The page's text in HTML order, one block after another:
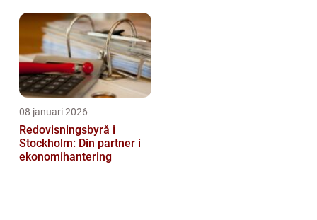
08 januari 2026
Redovisningsbyrå i
Stockholm: Din partner i
ekonomihantering